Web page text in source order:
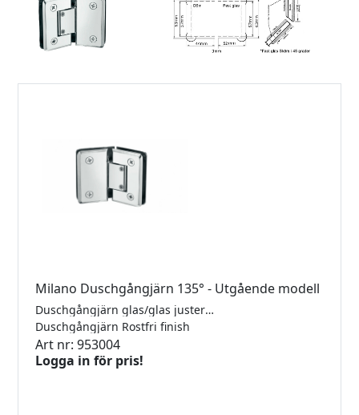
Milano Duschgångjärn 135° - Utgående modell
Duschgångjärn glas/glas justerbara med rundad och fasad kant. Mässing gångjärn till 6-12mm´s glas. självstängande från 15°. Justerbar vinkel. Max 40kg/par.
Duschgångjärn Rostfri finish
Art nr: 953004
Logga in för pris!